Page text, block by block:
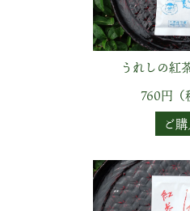
うれしの紅
760円（
ご